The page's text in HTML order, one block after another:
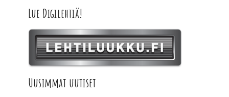
Lue Digilehtiä!
Uusimmat uutiset